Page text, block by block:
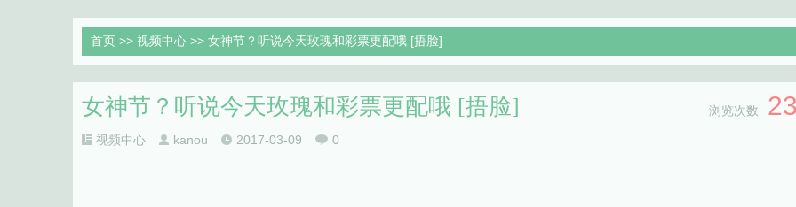
首页 >> 视频中心 >> 女神节？听说今天玫瑰和彩票更配哦 [捂脸]
女神节？听说今天玫瑰和彩票更配哦 [捂脸]
视频中心 kanou 2017-03-09 0
浏览次数